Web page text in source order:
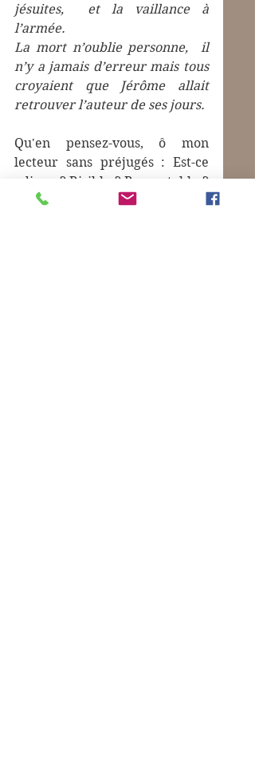
jésuites,  et la vaillance à
l’armée.
La mort n’oublie personne,  il
n’y a jamais d’erreur mais tous
croyaient que Jérôme allait
retrouver l’auteur de ses jours.
Qu'en pensez-vous, ô mon
lecteur sans préjugés : Est-ce
odieux ? Risible ? Respectable ?
Admirable ?